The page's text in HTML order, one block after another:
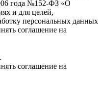
года №152-ФЗ «О
и для целей,
персональных данных
соглашение на
соглашение на